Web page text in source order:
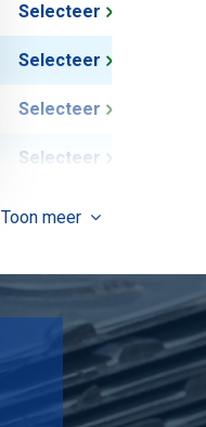
Selecteer
Selecteer
Selecteer
Selecteer
Selecteer
Selecteer
Toon meer